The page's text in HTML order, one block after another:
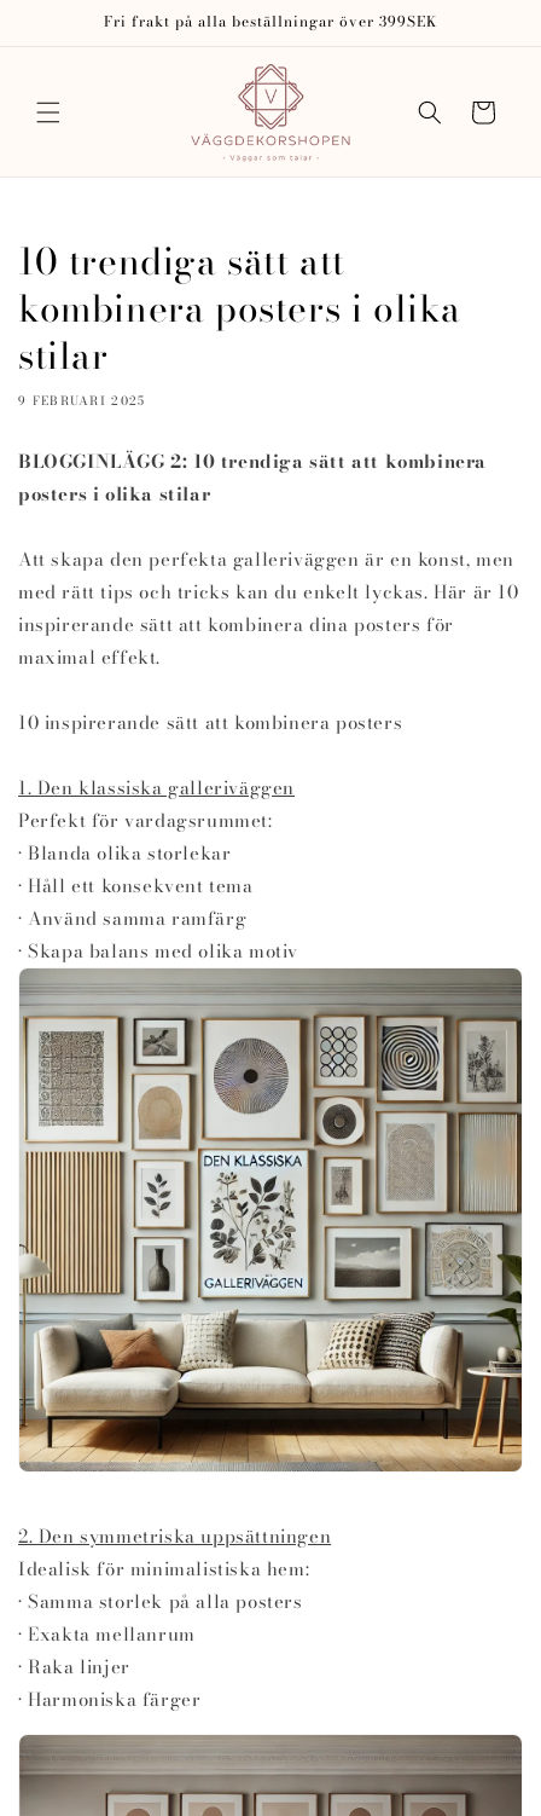
Fri frakt på alla beställningar över 399SEK
Varukorg
10 trendiga sätt att
kombinera posters i olika
stilar
9 FEBRUARI 2025
BLOGGINLÄGG 2: 10 trendiga sätt att kombinera
posters i olika stilar
Att skapa den perfekta galleriväggen är en konst, men
med rätt tips och tricks kan du enkelt lyckas. Här är 10
inspirerande sätt att kombinera dina posters för
maximal effekt.
10 inspirerande sätt att kombinera posters
1. Den klassiska galleriväggen
Perfekt för vardagsrummet:
• Blanda olika storlekar
• Håll ett konsekvent tema
• Använd samma ramfärg
• Skapa balans med olika motiv
2. Den symmetriska uppsättningen
Idealisk för minimalistiska hem:
• Samma storlek på alla posters
• Exakta mellanrum
• Raka linjer
• Harmoniska färger